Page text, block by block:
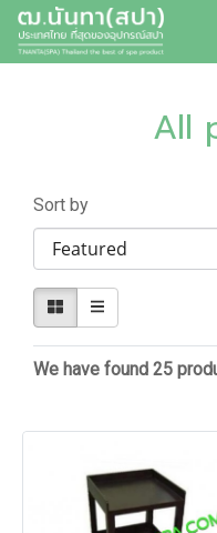
All
Sort by
We have found 25